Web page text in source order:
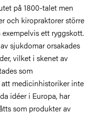
på 1800-talet men
och kiropraktorer större
ett ryggskott.
sjukdomar orsakades
vilket i skenet av
som
medicinhistoriker inte
idéer i Europa, har
som produkter av